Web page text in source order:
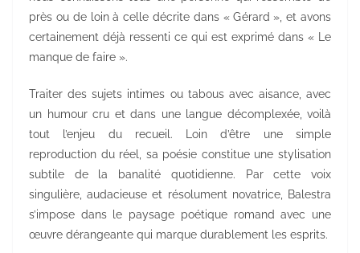
près ou de loin à celle décrite dans « Gérard », et avons
certainement déjà ressenti ce qui est exprimé dans « Le
manque de faire ».
Traiter des sujets intimes ou tabous avec aisance, avec
un humour cru et dans une langue décomplexée, voilà
tout l’enjeu du recueil. Loin d’être une simple
reproduction du réel, sa poésie constitue une stylisation
subtile de la banalité quotidienne. Par cette voix
singulière, audacieuse et résolument novatrice, Balestra
s’impose dans le paysage poétique romand avec une
œuvre dérangeante qui marque durablement les esprits.